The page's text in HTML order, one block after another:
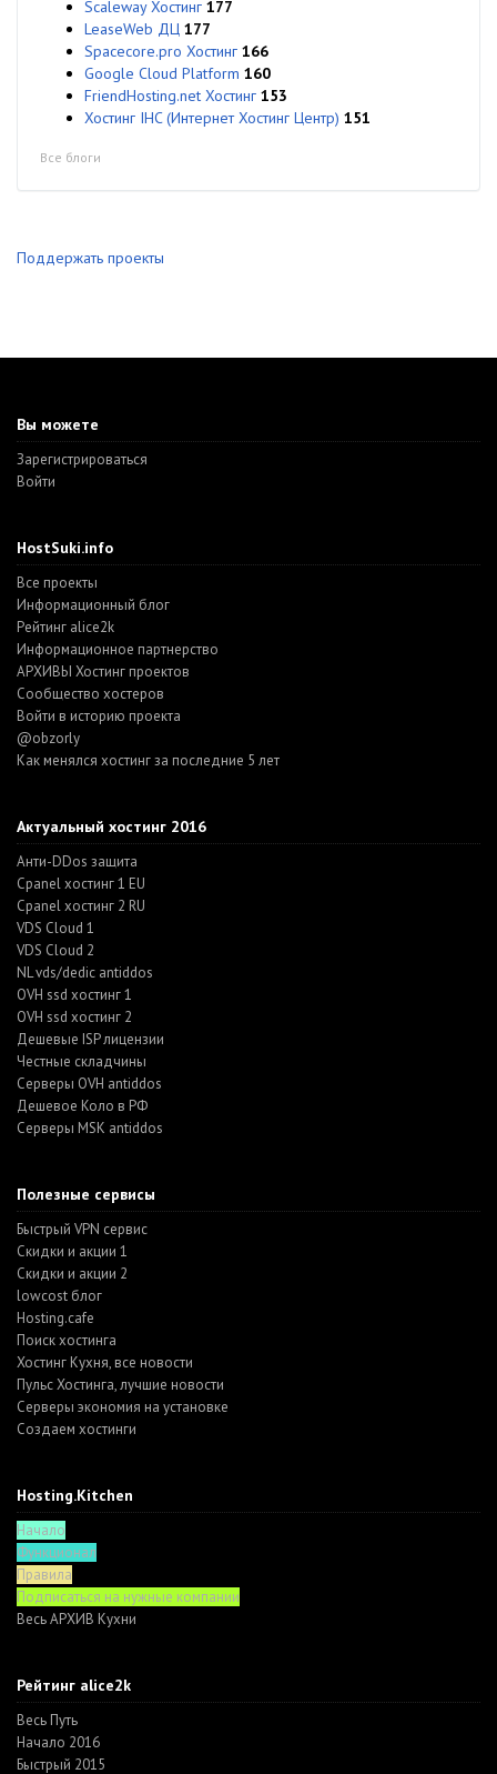
Scaleway Хостинг 177
LeaseWeb ДЦ 177
Spacecore.pro Хостинг 166
Google Cloud Platform 160
FriendHosting.net Хостинг 153
Хостинг IHC (Интернет Хостинг Центр) 151
Все блоги
Поддержать проекты
Вы можете
Зарегистрироваться
Войти
HostSuki.info
Все проекты
Информационный блог
Рейтинг alice2k
Информационное партнерство
АРХИВЫ Хостинг проектов
Cообщество хостеров
Войти в историю проекта
@obzorly
Как менялся хостинг за последние 5 лет
Актуальный хостинг 2016
Анти-DDos защита
Cpanel хостинг 1 EU
Cpanel хостинг 2 RU
VDS Cloud 1
VDS Cloud 2
NL vds/dedic antiddos
OVH ssd хостинг 1
OVH ssd хостинг 2
Дешевые ISP лицензии
Честные складчины
Серверы OVH antiddos
Дешевое Коло в РФ
Серверы MSK antiddos
Полезные сервисы
Быстрый VPN сервис
Скидки и акции 1
Скидки и акции 2
lowcost блог
Hosting.cafe
Поиск хостинга
Хостинг Кухня, все новости
Пульс Хостинга, лучшие новости
Серверы экономия на установке
Создаем хостинги
Hosting.Kitchen
Начало
Функционал
Правила
Подписаться на нужные компании
Весь АРХИВ Кухни
Рейтинг alice2k
Весь Путь
Начало 2016
Быстрый 2015